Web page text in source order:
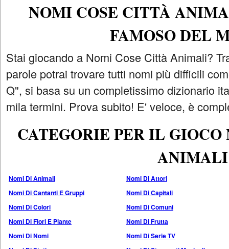
NOMI COSE CITTÀ
FAMOSO DEL
Stai giocando a Nomi Cose Città Animali?
parole potrai trovare tutti nomi più difficili
Q", si basa su un completissimo dizionario
mila termini. Prova subito! E' veloce, è
CATEGORIE PER IL
ANIMALI
Nomi Di Animali
Nomi Di Attori
Nomi Di Cantanti E Gruppi
Nomi Di Capitali
Nomi Di Colori
Nomi Di Comuni
Nomi Di Fiori E Piante
Nomi Di Frutta
Nomi Di Nomi
Nomi Di Serie TV